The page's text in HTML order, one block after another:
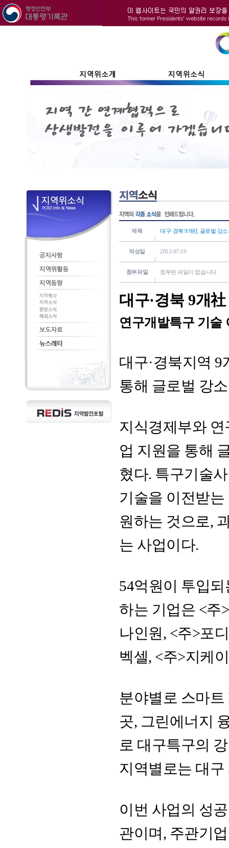
제목 대구·경북 9개社 글로벌 강
작성일 2012-07-19
첨부파일 첨부된 파일이 없습니다
대구·경북 9개
연구개발특구 기술
대구·경북지역
통해 글로벌 강
지식경제부와
업 지원을 통해
혔다. 특구기술
기술을 이전받
원하는 것으로,
는 사업이다.
54억원이 투입
하는 기업은 <주
나인원, <주>포
벡셀, <주>지케
분야별로 스마
곳, 그린에너지
로 대구특구의
지역별로는 대구
이번 사업의 성
관이며, 주관기